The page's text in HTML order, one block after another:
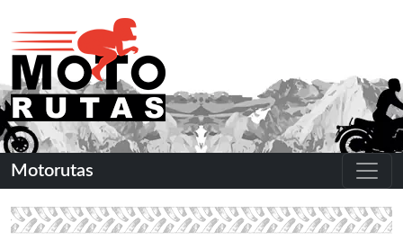
Motorutas